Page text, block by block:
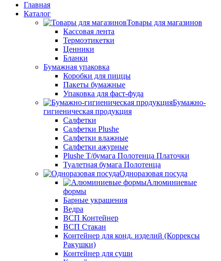
Главная
Каталог
Товары для магазинов
Кассовая лента
Термоэтикетки
Ценники
Бланки
Бумажная упаковка
Коробки для пиццы
Пакеты бумажные
Упаковка для фаст-фуда
Бумажно-
гигиеническая продукция
Салфетки
Салфетки Plushe
Салфетки влажные
Салфетки ажурные
Plushe Т/бумага Полотенца Платочки
Туалетная бумага Полотенца
Одноразовая посуда
Алюминиевые
формы
Барные украшения
Ведра
ВСП Контейнер
ВСП Стакан
Контейнер для конд. изделий (Коррексы
Ракушки)
Контейнер для суши